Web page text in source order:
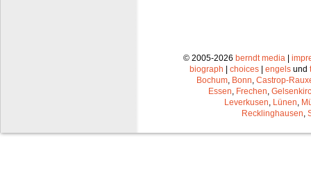
© 2005-2026 berndt media |
biograph | choices | engels und
Bochum Bonn Castrop-
Essen Frechen
Leverkusen Lünen
Recklinghausen